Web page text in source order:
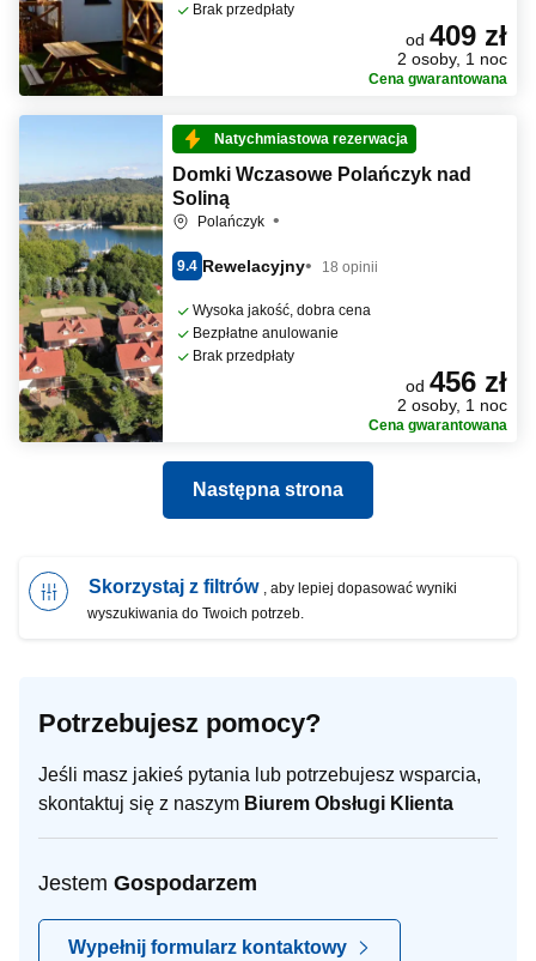
Brak przedpłaty
od 409 zł
2 osoby, 1 noc
Cena gwarantowana
Natychmiastowa rezerwacja
Domki Wczasowe Polańczyk nad
Soliną
Polańczyk
9.4 Rewelacyjny 18 opinii
Wysoka jakość, dobra cena
Bezpłatne anulowanie
Brak przedpłaty
od 456 zł
2 osoby, 1 noc
Cena gwarantowana
Następna strona
Skorzystaj z filtrów , aby lepiej dopasować wyniki
wyszukiwania do Twoich potrzeb.
Potrzebujesz pomocy?
Jeśli masz jakieś pytania lub potrzebujesz wsparcia,
skontaktuj się z naszym Biurem Obsługi Klienta
Jestem Gospodarzem
Wypełnij formularz kontaktowy